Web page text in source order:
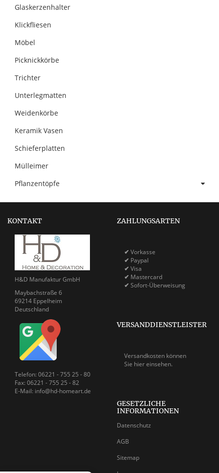
Glaskerzenhalter
Klickfliesen
Möbel
Picknickkörbe
Trichter
Unterlegmatten
Weidenkörbe
Keramik Vasen
Schieferplatten
Mülleimer
Pflanzentöpfe
KONTAKT
H&D Manufaktur GmbH
Maybachstraße 6
69214 Eppelheim
Deutschland
Telefon: 06221 - 755 25 - 80
Fax: 06221 - 755 25 - 82
E-Mail: info@hd-homeart.de
ZAHLUNGSARTEN
✔ Vorkasse
✔ Paypal
✔ Visa
✔ Mastercard
✔ Sofort-Überweisung
VERSANDDIENSTLEISTER
Versandkosten können
Sie hier einsehen.
GESETZLICHE
INFORMATIONEN
Datenschutz
AGB
Sitemap